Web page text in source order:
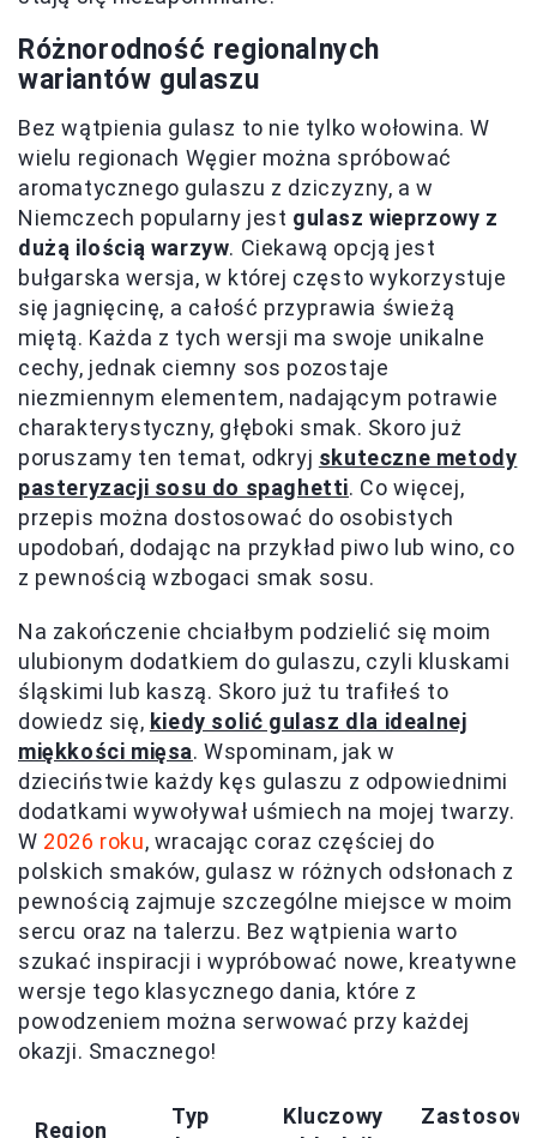
Różnorodność regionalnych
wariantów gulaszu
Bez wątpienia gulasz to nie tylko wołowina. W
wielu regionach Węgier można spróbować
aromatycznego gulaszu z dziczyzny, a w
Niemczech popularny jest gulasz wieprzowy z
dużą ilością warzyw. Ciekawą opcją jest
bułgarska wersja, w której często wykorzystuje
się jagnięcinę, a całość przyprawia świeżą
miętą. Każda z tych wersji ma swoje unikalne
cechy, jednak ciemny sos pozostaje
niezmiennym elementem, nadającym potrawie
charakterystyczny, głęboki smak. Skoro już
poruszamy ten temat, odkryj skuteczne metody
pasteryzacji sosu do spaghetti. Co więcej,
przepis można dostosować do osobistych
upodobań, dodając na przykład piwo lub wino, co
z pewnością wzbogaci smak sosu.
Na zakończenie chciałbym podzielić się moim
ulubionym dodatkiem do gulaszu, czyli kluskami
śląskimi lub kaszą. Skoro już tu trafiłeś to
dowiedz się, kiedy solić gulasz dla idealnej
miękkości mięsa. Wspominam, jak w
dzieciństwie każdy kęs gulaszu z odpowiednimi
dodatkami wywoływał uśmiech na mojej twarzy.
W 2026 roku, wracając coraz częściej do
polskich smaków, gulasz w różnych odsłonach z
pewnością zajmuje szczególne miejsce w moim
sercu oraz na talerzu. Bez wątpienia warto
szukać inspiracji i wypróbować nowe, kreatywne
wersje tego klasycznego dania, które z
powodzeniem można serwować przy każdej
okazji. Smacznego!
Region
Typ
Kluczowy